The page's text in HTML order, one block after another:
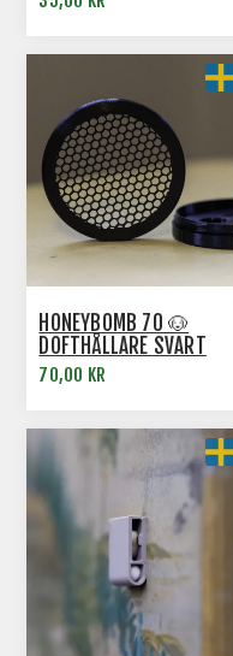
HONEYBOMB 70 🐶
DOFTHÅLLARE SVART
70,00 KR